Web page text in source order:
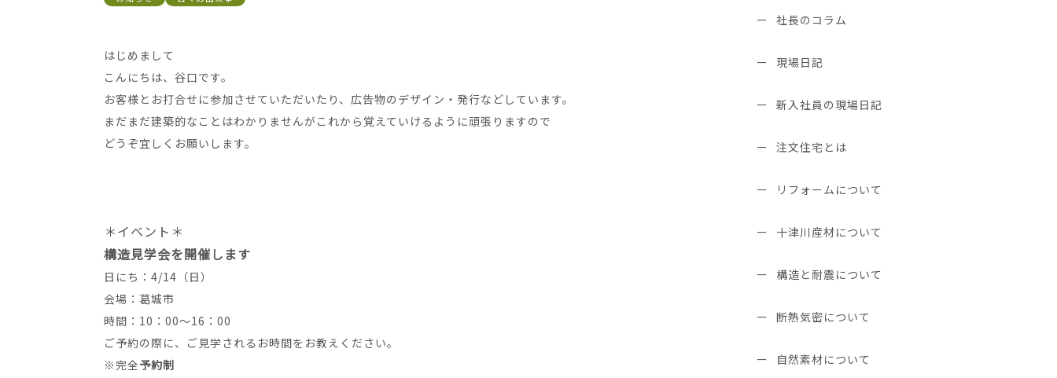
はじめまして
こんにちは、谷口です。
お客様とお打合せに参加させていただいたり、広告物のデザイン・発行などしています。
まだまだ建築的なことはわかりませんがこれから覚えていけるように頑張りますので
どうぞ宜しくお願いします。
＊イベント＊
構造見学会を開催します
日にち：4/14（日）
会場：葛城市
時間：10：00～16：00
ご予約の際に、ご見学されるお時間をお教えください。
※完全予約制
社長のコラム
現場日記
新入社員の現場日記
注文住宅とは
リフォームについて
十津川産材について
構造と耐震について
断熱気密について
自然素材について